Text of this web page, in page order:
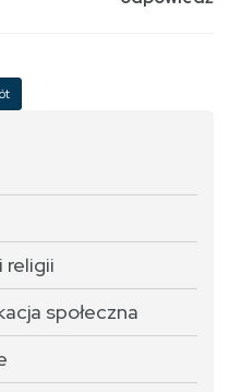
religii
społeczna